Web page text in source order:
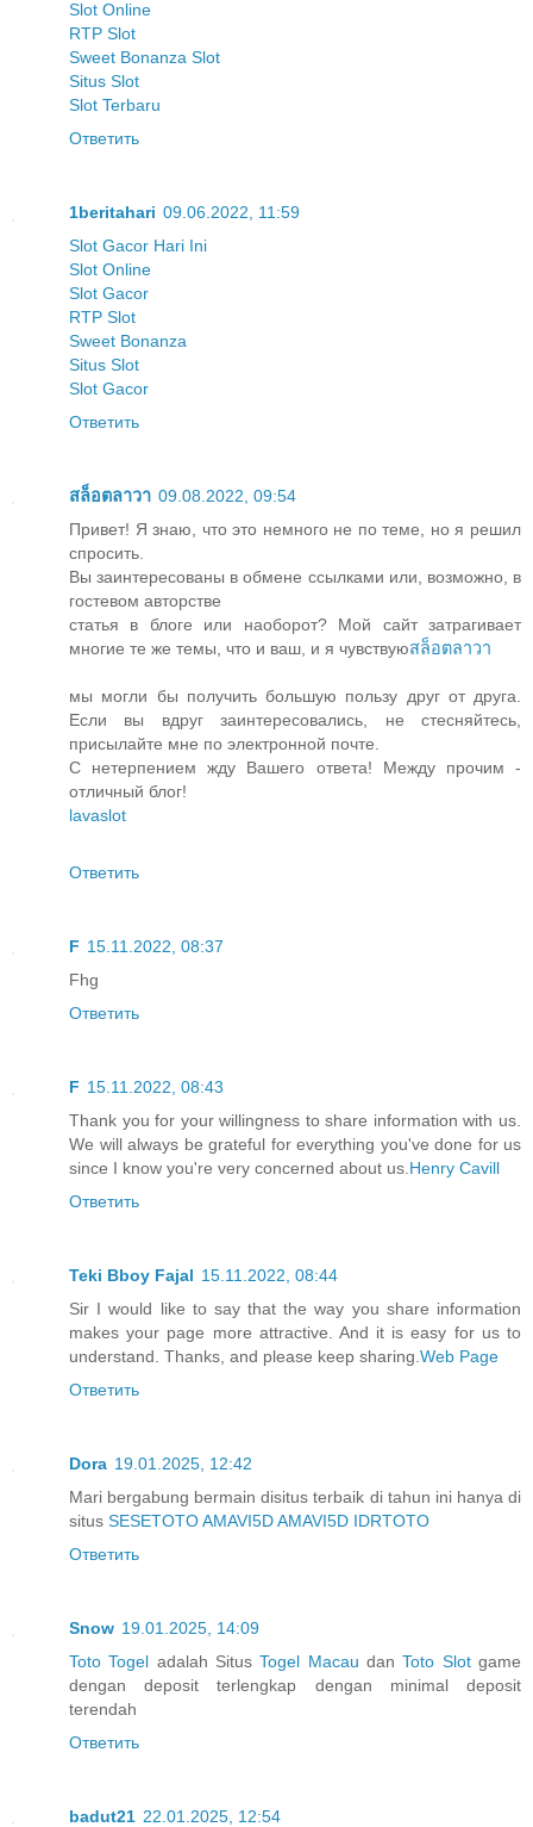
Slot Online
RTP Slot
Sweet Bonanza Slot
Situs Slot
Slot Terbaru
Ответить
1beritahari 09.06.2022, 11:59
Slot Gacor Hari Ini
Slot Online
Slot Gacor
RTP Slot
Sweet Bonanza
Situs Slot
Slot Gacor
Ответить
สล็อตลาวา 09.08.2022, 09:54
Привет! Я знаю, что это немного не по теме, но я решил
спросить.
Вы заинтересованы в обмене ссылками или, возможно, в
гостевом авторстве
статья в блоге или наоборот? Мой сайт затрагивает
многие те же темы, что и ваш, и я чувствуюสล็อตลาวา
мы могли бы получить большую пользу друг от друга.
Если вы вдруг заинтересовались, не стесняйтесь,
присылайте мне по электронной почте.
С нетерпением жду Вашего ответа! Между прочим -
отличный блог!
lavaslot
Ответить
F 15.11.2022, 08:37
Fhg
Ответить
F 15.11.2022, 08:43
Thank you for your willingness to share information with us.
We will always be grateful for everything you've done for us
since I know you're very concerned about us. Henry Cavill
Ответить
Teki Bboy Fajal 15.11.2022, 08:44
Sir I would like to say that the way you share information
makes your page more attractive. And it is easy for us to
understand. Thanks, and please keep sharing. Web Page
Ответить
Dora 19.01.2025, 12:42
Mari bergabung bermain disitus terbaik di tahun ini hanya di
situs SESETOTOAMAVI5DAMAVI5D IDRTOTO
Ответить
Snow 19.01.2025, 14:09
Toto Togel adalah SitusTogel Macau danToto Slotgame
dengan deposit terlengkap dengan minimal deposit
terendah
Ответить
badut21 22.01.2025, 12:54